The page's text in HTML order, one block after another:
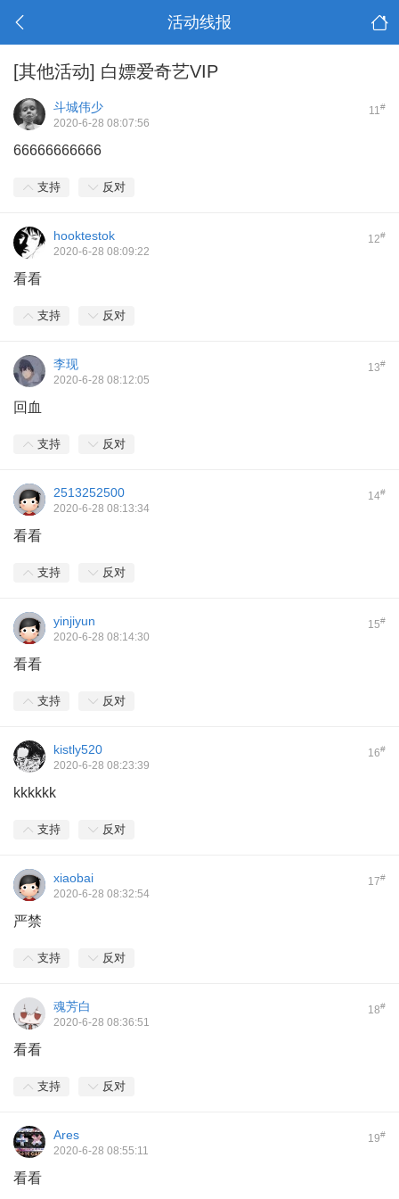
活动线报
[其他活动] 白嫖爱奇艺VIP
11#
斗城伟少
2020-6-28 08:07:56
66666666666
支持 反对
12#
hooktestok
2020-6-28 08:09:22
看看
支持 反对
13#
李现
2020-6-28 08:12:05
回血
支持 反对
14#
2513252500
2020-6-28 08:13:34
看看
支持 反对
15#
yinjiyun
2020-6-28 08:14:30
看看
支持 反对
16#
kistly520
2020-6-28 08:23:39
kkkkkk
支持 反对
17#
xiaobai
2020-6-28 08:32:54
严禁
支持 反对
18#
魂芳白
2020-6-28 08:36:51
看看
支持 反对
19#
Ares
2020-6-28 08:55:11
看看